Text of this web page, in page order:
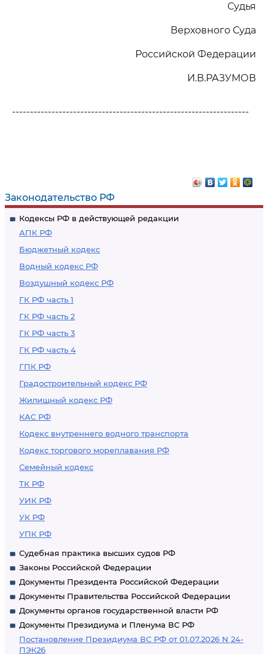
Законодательство РФ
Кодексы РФ в действующей редакции
АПК РФ
Бюджетный кодекс
Водный кодекс РФ
Воздушный кодекс РФ
ГК РФ часть 1
ГК РФ часть 2
ГК РФ часть 3
ГК РФ часть 4
ГПК РФ
Градостроительный кодекс РФ
Жилищный кодекс РФ
КАС РФ
Кодекс внутреннего водного транспорта
Кодекс торгового мореплавания РФ
Семейный кодекс
ТК РФ
УИК РФ
УК РФ
УПК РФ
Судебная практика высших судов РФ
Законы Российской Федерации
Документы Президента Российской Федерации
Документы Правительства Российской Федерации
Документы органов государственной власти РФ
Документы Президиума и Пленума ВС РФ
Постановление Президиума ВС РФ от 01.07.2026 N 24-
ПЭК26
Судья
Верховного Суда
Российской Федерации
И.В.РАЗУМОВ
------------------------------------------------------------------